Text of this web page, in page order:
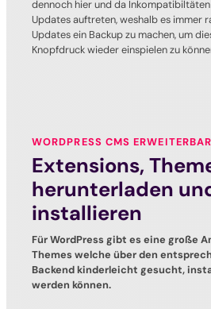
dennoch hier und da
Updates auftreten, weshalb es immer
Updates ein Backup zu machen, um
Knopfdruck wieder einspielen zu
WORDPRESS CMS
Extensions,
herunterladen
installieren
Für WordPress gibt es eine große
Themes welche über den
Backend kinderleicht gesucht,
werden können.